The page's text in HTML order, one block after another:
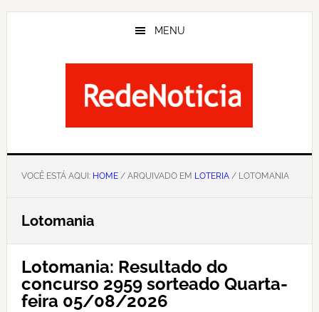
Skip
MENU
VOCÊ ESTÁ AQUI: HOME/ ARQUIVADO EM LOTERIA/ LOTOMANIA
Lotomania
Lotomania: Resultado do
concurso 2959 sorteado Quarta-
feira 05/08/2026